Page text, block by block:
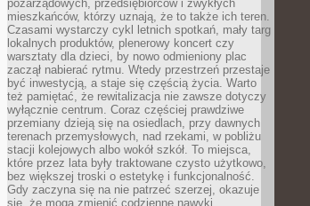
pozarządowych, przedsiębiorców i zwykłych
mieszkańców, którzy uznają, że to także ich teren.
Czasami wystarczy cykl letnich spotkań, mały targ
lokalnych produktów, plenerowy koncert czy
warsztaty dla dzieci, by nowo odmieniony plac
zaczął nabierać rytmu. Wtedy przestrzeń przestaje
być inwestycją, a staje się częścią życia. Warto
też pamiętać, że rewitalizacja nie zawsze dotyczy
wyłącznie centrum. Coraz częściej prawdziwe
przemiany dzieją się na osiedlach, przy dawnych
terenach przemysłowych, nad rzekami, w pobliżu
stacji kolejowych albo wokół szkół. To miejsca,
które przez lata były traktowane czysto użytkowo,
bez większej troski o estetykę i funkcjonalność.
Gdy zaczyna się na nie patrzeć szerzej, okazuje
się, że mogą zmienić codzienne nawyki